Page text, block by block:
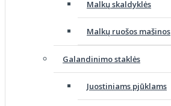
Malkų skaldyklės
Malkų ruošos mašinos
Galandinimo staklės
Juostiniams pjūklams